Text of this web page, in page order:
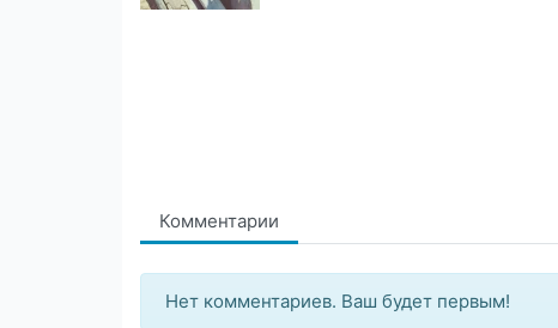
Комментарии
Нет комментариев. Ваш будет первым!